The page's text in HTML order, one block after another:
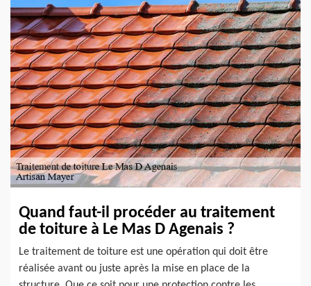
Quand faut-il procéder au traitement
de toiture à Le Mas D Agenais ?
Le traitement de toiture est une opération qui doit être
réalisée avant ou juste après la mise en place de la